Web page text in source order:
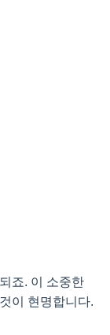
죠. 이 소중한
이 현명합니다.